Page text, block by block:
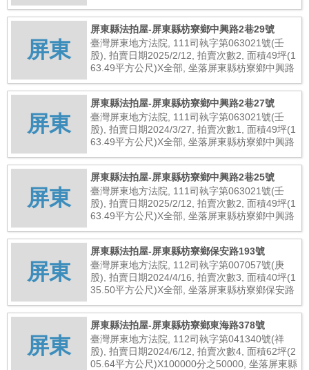
屏東
屏東縣法拍屋-屏東縣枋寮鄉中興路2巷29號
臺灣屏東地方法院, 111司執字第063021號(壬
股), 拍賣日期2025/2/12, 拍賣次數2, 面積49坪(1
63.49平方公尺)X全部, 坐落屏東縣枋寮鄉中興路
屏東
屏東縣法拍屋-屏東縣枋寮鄉中興路2巷27號
臺灣屏東地方法院, 111司執字第063021號(壬
股), 拍賣日期2024/3/27, 拍賣次數1, 面積49坪(1
63.49平方公尺)X全部, 坐落屏東縣枋寮鄉中興路
屏東
屏東縣法拍屋-屏東縣枋寮鄉中興路2巷25號
臺灣屏東地方法院, 111司執字第063021號(壬
股), 拍賣日期2025/2/12, 拍賣次數2, 面積49坪(1
63.49平方公尺)X全部, 坐落屏東縣枋寮鄉中興路
屏東
屏東縣法拍屋-屏東縣枋寮鄉保安路193號
臺灣屏東地方法院, 112司執字第007057號(庚
股), 拍賣日期2024/4/16, 拍賣次數3, 面積40坪(1
35.50平方公尺)X全部, 坐落屏東縣枋寮鄉保安路
屏東
屏東縣法拍屋-屏東縣枋寮鄉東海路378號
臺灣屏東地方法院, 112司執字第041340號(祥
股), 拍賣日期2024/6/12, 拍賣次數4, 面積62坪(2
05.64平方公尺)X100000分之50000, 坐落屏東縣